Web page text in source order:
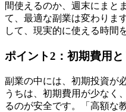
間使えるのか、週末にまと
て、最適な副業は変わりま
して、現実的に使える時間
ポイント2：初期費用
副業の中には、初期投資が
うちは、初期費用が少なく
るのが安全です。「高額な